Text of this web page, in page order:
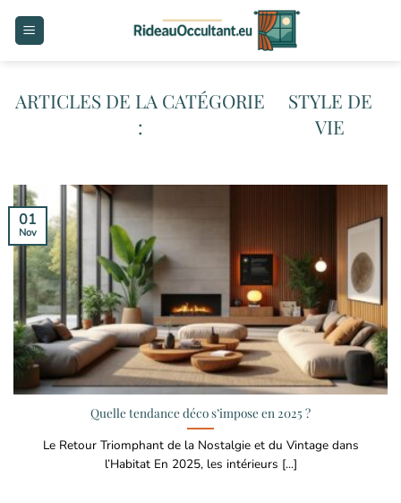
STYLE DE
VIE
Quelle tendance déco s’impose en 2025 ?
Le Retour Triomphant de la Nostalgie et du Vintage dans
l’Habitat En 2025, les intérieurs [...]
01
Nov